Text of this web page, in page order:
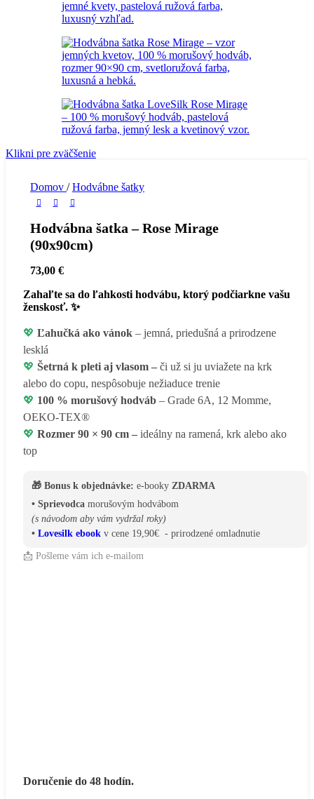
Klikni pre zväčšenie
Domov / Hodvábne šatky
Hodvábna šatka – Rose Mirage
(90x90cm)
73,00 €
Zahaľte sa do ľahkosti hodvábu, ktorý podčiarkne vašu
ženskosť. ✨
💖 Ľahučká ako vánok – jemná, priedušná a prirodzene
lesklá
💖 Šetrná k pleti aj vlasom – či už si ju uviažete na krk
alebo do copu, nespôsobuje nežiaduce trenie
💖 100 % morušový hodváb – Grade 6A, 12 Momme,
OEKO-TEX®
💖 Rozmer 90 × 90 cm – ideálny na ramená, krk alebo ako
top
🎁 Bonus k objednávke: e-booky ZDARMA
• Sprievodca morušovým hodvábom
(s návodom aby vám vydržal roky)
• Lovesilk ebook v cene 19,90€ - prirodzené omladnutie
📩 Pošleme vám ich e-mailom
Doručenie do 48 hodín.